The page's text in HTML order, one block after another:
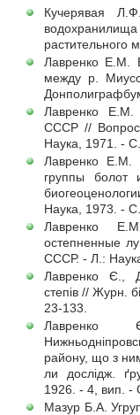
Кучерявая
растительного
Лавренко Е.М.
между р.
Лавренко Е.М.
СССР //
Наука, 1971. -
Лавренко Е.М.
группы
Наука, 1973. -
Лавренко
остепненные
СССР. - Л.:
Лавренко Є.,
степів // Журн.
23-133.
Лавренко
району, що з
ли дослідж.
1926. - 4, вип. -
Мазур Б.А.